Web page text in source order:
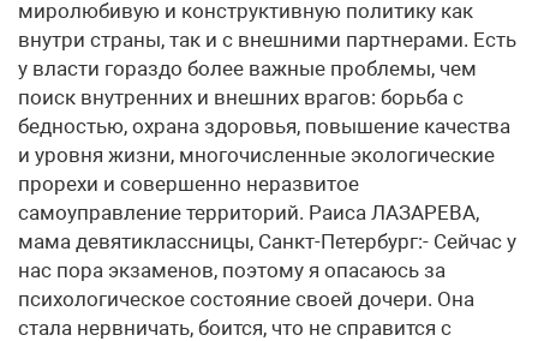
миролюбивую и конструктивную политику как
внутри страны, так и с внешними партнерами. Есть
у власти гораздо более важные проблемы, чем
поиск внутренних и внешних врагов: борьба с
бедностью, охрана здоровья, повышение качества
и уровня жизни, многочисленные экологические
прорехи и совершенно неразвитое
самоуправление территорий. Раиса ЛАЗАРЕВА,
мама девятиклассницы, Санкт-Петербург:- Сейчас у
нас пора экзаменов, поэтому я опасаюсь за
психологическое состояние своей дочери. Она
стала нервничать, боится, что не справится с